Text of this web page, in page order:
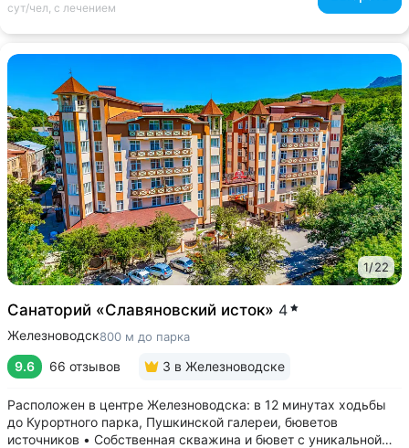
сут/чел, с лечением
1/22
Санаторий «Славяновский исток» 4
Железноводск800 м до парка
9.6 66 отзывов 3 в Железноводске
Расположен в центре Железноводска: в 12 минутах ходьбы
до Курортного парка, Пушкинской галереи, бюветов
источников • Собственная скважина и бювет с уникальной